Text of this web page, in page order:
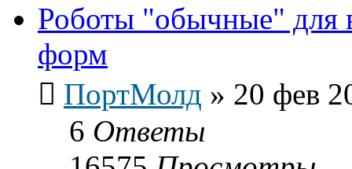
Роботы "обычные" для
форм
ПортМолд » 20 фев
6 Ответы